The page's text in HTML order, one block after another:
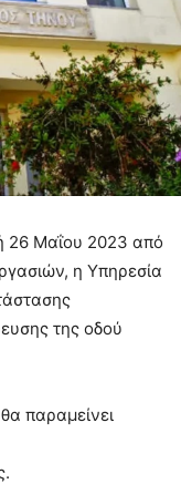
26 Μαΐου 2023 από
η Υπηρεσία
της οδού
παραμείνει